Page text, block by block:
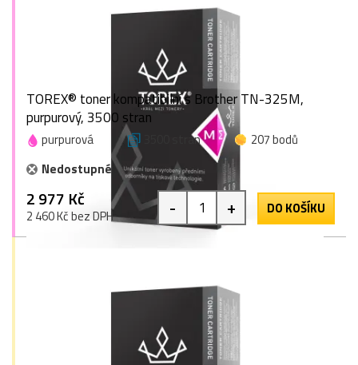
TOREX® toner kompatibilní s Brother TN-325M,
purpurový, 3500 stran
purpurová 3500 stran
207 bodů
Nedostupné
2 977 Kč
2 460 Kč bez DPH - + DO KOŠÍKU